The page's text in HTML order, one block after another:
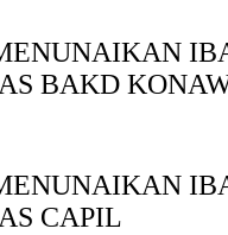
BAKD
CAPIL